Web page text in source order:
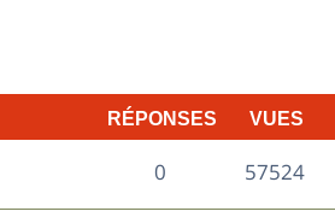
RÉPONSES VUES
0R
é
57524V
u